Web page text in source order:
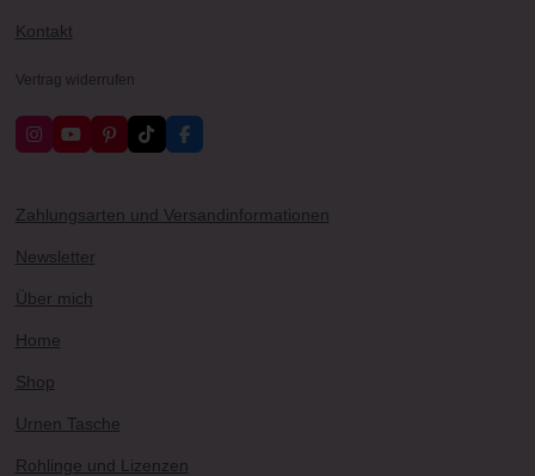
Kontakt
Vertrag widerrufen
I
n
a
g
a
Y
o
b
P
i
r
T
i
k
F
a
o
Zahlungsarten und Versandinformationen
Newsletter
Über mich
Home
Shop
Urnen Tasche
Rohlinge und Lizenzen